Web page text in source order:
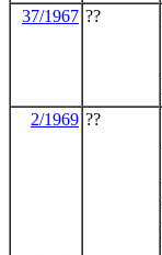
37/1967 ??
2/1969 ??